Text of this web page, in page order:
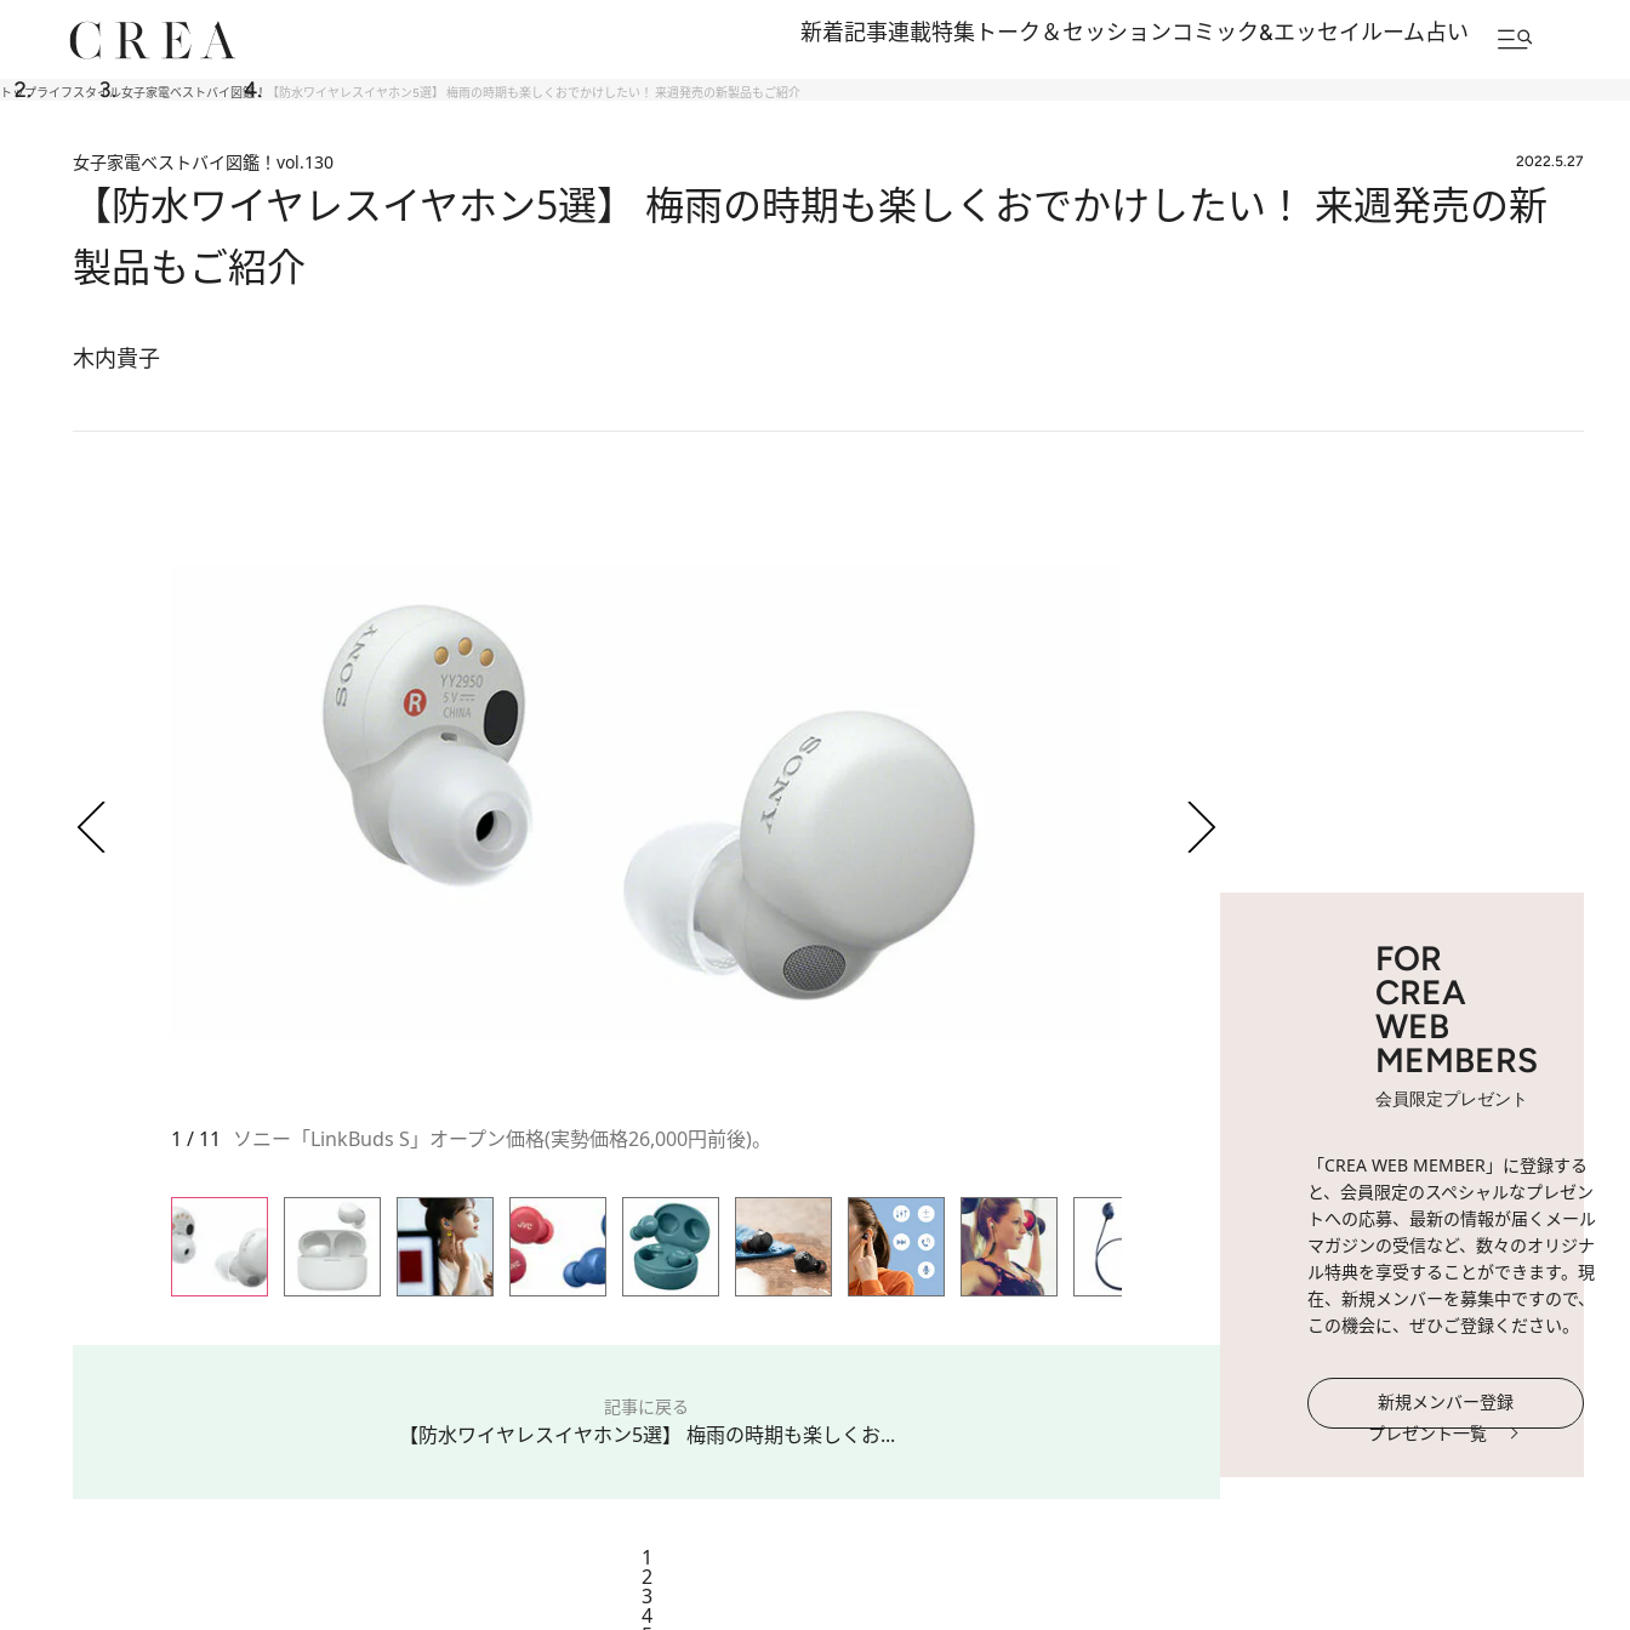
新着記事連載特集 トーク＆セッションコミック&エッセイルーム占い
トップライフスタイル女子家電ベストバイ図鑑！ 【防水ワイヤレスイヤホン5選】 梅雨の時期も楽しくおでかけしたい！ 来週発売の新製品もご紹介
女子家電ベストバイ図鑑！ vol.130 2022.5.27
【防水ワイヤレスイヤホン5選】 梅雨の時期も楽しくおでかけしたい！ 来週発売の新
製品もご紹介
木内貴子
1 / 11 ソニー「LinkBuds S」オープン価格(実勢価格26,000円前後)。
記事に戻る
【防水ワイヤレスイヤホン5選】 梅雨の時期も楽しくお...
1
2
3
4
FOR
CREA
WEB
MEMBERS
会員限定プレゼント
「CREA WEB MEMBER」に登録する
と、会員限定のスペシャルなプレゼン
トへの応募、最新の情報が届くメール
マガジンの受信など、数々のオリジナ
ル特典を享受することができます。現
在、新規メンバーを募集中ですので、
この機会に、ぜひご登録ください。
新規メンバー登録
プレゼント一覧